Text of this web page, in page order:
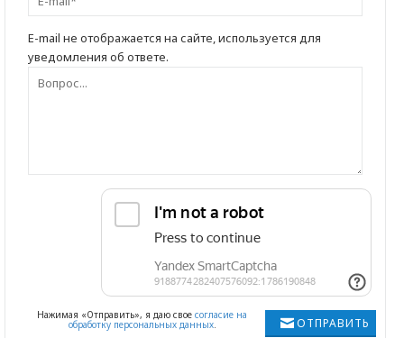
E-mail не отображается на сайте, используется для
уведомления об ответе.
ОТПРАВИТЬ
Нажимая «Отправить», я даю свое согласие на
обработку персональных данных.